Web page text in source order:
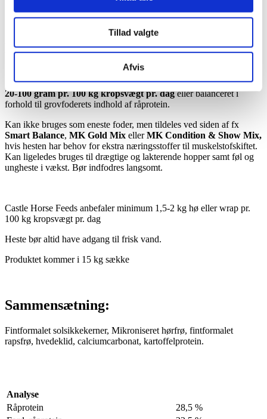
Tillad valgte
Afvis
Kilde til omega 3 & 6 fedtsyrer
Fodringsanvisning:
20-100 gram pr. 100 kg kropsvægt pr. dageller balanceret i
forhold til grovfoderets indhold af råprotein.
Kan ikke bruges som eneste foder, men tildeles ved siden af fx
Smart Balance, MK Gold Mix ellerMK Condition & Show Mix,
hvis hesten har behov for ekstra næringsstoffer til muskelstofskiftet.
Kan ligeledes bruges til drægtige og lakterende hopper samt føl og
ungheste i vækst. Bør indfodres langsomt.
Castle Horse Feeds anbefaler minimum 1,5-2 kg hø eller wrap pr.
100 kg kropsvægt pr. dag
Heste bør altid have adgang til frisk vand.
Produktet kommer i 15 kg sække
Sammensætning:
Fintformalet solsikkekerner, Mikroniseret hørfrø, fintformalet
rapsfrø, hvedeklid, calciumcarbonat, kartoffelprotein.
Analyse
Råprotein
28,5 %